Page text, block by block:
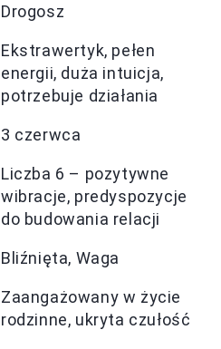
Drogosz
Ekstrawertyk, pełen
energii, duża intuicja,
potrzebuje działania
3 czerwca
Liczba 6 – pozytywne
wibracje, predyspozycje
do budowania relacji
Bliźnięta, Waga
Zaangażowany w życie
rodzinne, ukryta czułość